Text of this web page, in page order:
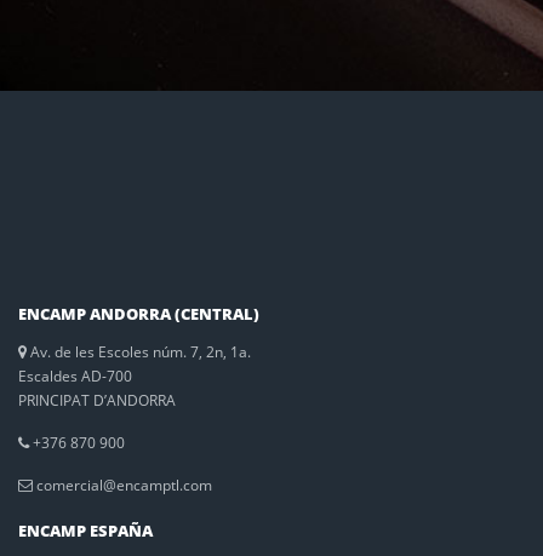
ENCAMP ANDORRA (CENTRAL)
Av. de les Escoles núm. 7, 2n, 1a.
Escaldes AD-700
PRINCIPAT D’ANDORRA
+376 870 900
comercial@encamptl.com
ENCAMP ESPAÑA